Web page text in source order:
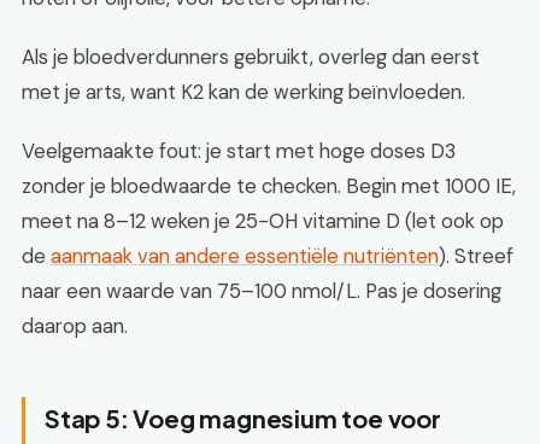
Als je bloedverdunners gebruikt, overleg dan eerst
met je arts, want K2 kan de werking beïnvloeden.
Veelgemaakte fout: je start met hoge doses D3
zonder je bloedwaarde te checken. Begin met 1000 IE,
meet na 8–12 weken je 25-OH vitamine D (let ook op
de aanmaak van andere essentiële nutriënten). Streef
naar een waarde van 75–100 nmol/L. Pas je dosering
daarop aan.
Stap 5: Voeg magnesium toe voor